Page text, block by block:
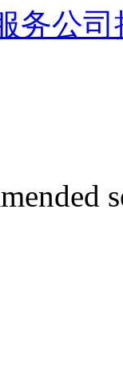
务公